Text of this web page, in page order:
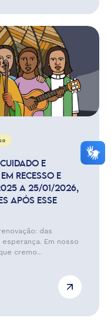
E
RECESSO E
A 25/01/2026,
APÓS ESSE
das
Em nosso
cremo...